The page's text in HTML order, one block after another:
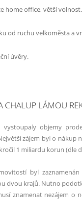
home office, větší volnost.
od ruchu velkoměsta a
úvěry.
CHALUP LÁMOU
vystoupaly objemy
zájem byl o nákup
1 miliardu korun (dle
byl
dvou krajů. Nutno
znamenat nezájem o